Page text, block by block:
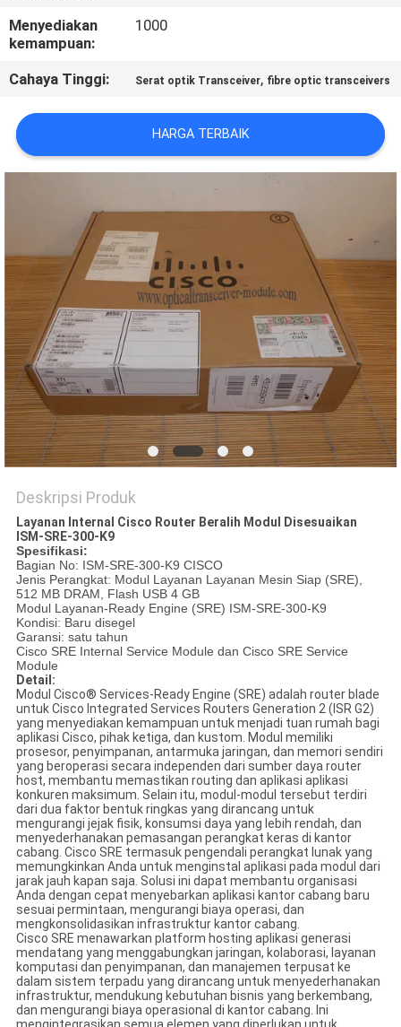
BERITA
KASUS-
KASUS
KEBIJAKAN
PRIVASI
Menyediakan
kemampuan:
1000
Cahaya Tinggi: Serat optik Transceiver, fibre optic transceivers
HARGA TERBAIK
Deskripsi Produk
Layanan Internal Cisco Router Beralih Modul Disesuaikan
ISM-SRE-300-K9
Spesifikasi:
Bagian No: ISM-SRE-300-K9 CISCO
Jenis Perangkat: Modul Layanan Layanan Mesin Siap (SRE),
512 MB DRAM, Flash USB 4 GB
Modul Layanan-Ready Engine (SRE) ISM-SRE-300-K9
Kondisi: Baru disegel
Garansi: satu tahun
Cisco SRE Internal Service Module dan Cisco SRE Service
Module
Detail:
Modul Cisco® Services-Ready Engine (SRE) adalah router blade
untuk Cisco Integrated Services Routers Generation 2 (ISR G2)
yang menyediakan kemampuan untuk menjadi tuan rumah bagi
aplikasi Cisco, pihak ketiga, dan kustom. Modul memiliki
prosesor, penyimpanan, antarmuka jaringan, dan memori sendiri
yang beroperasi secara independen dari sumber daya router
host, membantu memastikan routing dan aplikasi aplikasi
konkuren maksimum. Selain itu, modul-modul tersebut terdiri
dari dua faktor bentuk ringkas yang dirancang untuk
mengurangi jejak fisik, konsumsi daya yang lebih rendah, dan
menyederhanakan pemasangan perangkat keras di kantor
cabang. Cisco SRE termasuk pengendali perangkat lunak yang
memungkinkan Anda untuk menginstal aplikasi pada modul dari
jarak jauh kapan saja. Solusi ini dapat membantu organisasi
Anda dengan cepat menyebarkan aplikasi kantor cabang baru
sesuai permintaan, mengurangi biaya operasi, dan
mengkonsolidasikan infrastruktur kantor cabang.
Cisco SRE menawarkan platform hosting aplikasi generasi
mendatang yang menggabungkan jaringan, kolaborasi, layanan
komputasi dan penyimpanan, dan manajemen terpusat ke
dalam sistem terpadu yang dirancang untuk menyederhanakan
infrastruktur, mendukung kebutuhan bisnis yang berkembang,
dan mengurangi biaya operasional di kantor cabang. Ini